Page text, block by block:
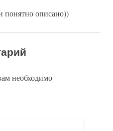
з
а
и
понятно описано))
необходимо